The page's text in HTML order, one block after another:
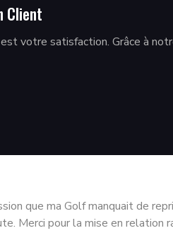
Client
votre satisfaction. Grâce à
que ma Golf manquait de
Merci pour la mise en relation